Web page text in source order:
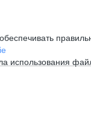
использования